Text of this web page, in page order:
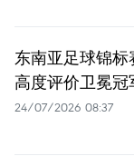
东南亚足球锦标
高度评价卫冕冠
24/07/2026 08:37